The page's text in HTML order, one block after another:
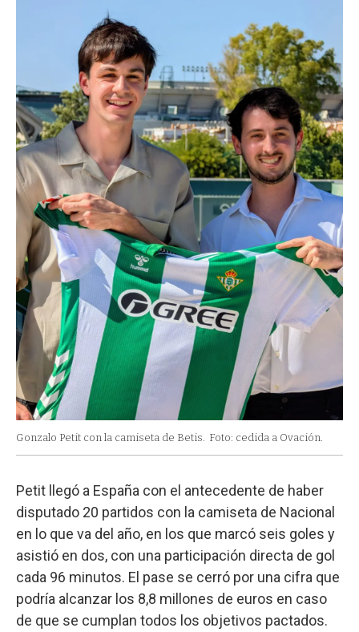
Gonzalo Petit con la camiseta de Betis. Foto: cedida a Ovación.
Petit llegó a España con el antecedente de haber
disputado 20 partidos con la camiseta de Nacional
en lo que va del año, en los que marcó seis goles y
asistió en dos, con una participación directa de gol
cada 96 minutos. El pase se cerró por una cifra que
podría alcanzar los 8,8 millones de euros en caso
de que se cumplan todos los objetivos pactados.